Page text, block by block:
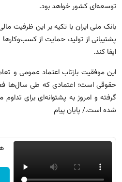
توسعه‌ای کشور خواهد بود.
بانک ملی ایران با تکیه بر این ظرفیت
پشتیبانی از تولید، حمایت از
ایفا کند.
این موفقیت بازتاب اعتماد عمومی و
حقوقی است؛ اعتمادی که طی سال‌ها
گرفته و امروز به پشتوانه‌ای برای
شده است./ پایان پیام